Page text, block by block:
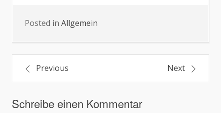
Posted in Allgemein
Beitragsnavigation
Previous Next
Schreibe einen Kommentar